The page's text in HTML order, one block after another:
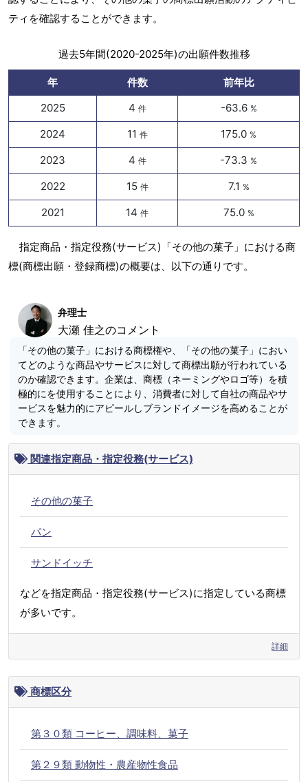
ティを確認することができます。
過去5年間(2020-2025年)の出願件数推移
年 件数
前年比
2025
4 件 -63.6 %
2024 11 件 175.0 %
2023 4 件 -73.3 %
2022 15 件 7.1 %
2021 14 件 75.0 %
指定商品・指定役務(サービス)「その他の菓子」における商
標(商標出願・登録商標)の概要は、以下の通りです。
弁理士
大瀬 佳之のコメント
「その他の菓子」における商標権や、「その他の菓子」におい
てどのような商品やサービスに対して商標出願が行われている
のか確認できます。企業は、商標（ネーミングやロゴ等）を積
極的にを使用することにより、消費者に対して自社の商品やサ
ービスを魅力的にアピールしブランドイメージを高めることが
できます。
関連指定商品・指定役務(サービス)
その他の菓子
パン
サンドイッチ
などを指定商品・指定役務(サービス)に指定している商標
が多いです。
詳細
商標区分
第３０類 コーヒー、調味料、菓子
第２９類 動物性・農産物性食品